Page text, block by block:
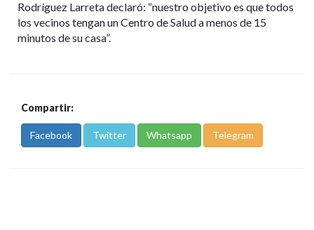
Rodríguez Larreta declaró: “nuestro objetivo es que todos
los vecinos tengan un Centro de Salud a menos de 15
minutos de su casa”.
Compartir:
Facebook Twitter Whatsapp Telegram